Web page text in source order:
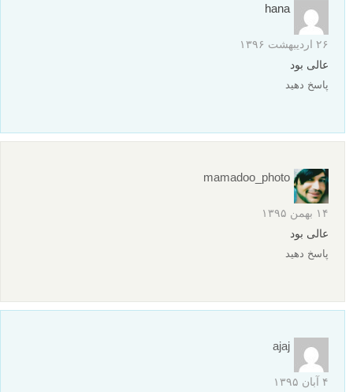
hana
۲۶ اردیبهشت ۱۳۹۶
عالی بود
پاسخ دهید
mamadoo_photo
۱۴ بهمن ۱۳۹۵
عالی بود
پاسخ دهید
ajaj
۴ آبان ۱۳۹۵